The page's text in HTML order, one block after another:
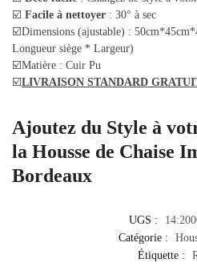
☑️ Facile à nettoyer : 30° à sec
☑️Dimensions (ajustable) :
Longueur siège * Largeur)
☑️Matière : Cuir Pu
☑️LIVRAISON STANDARD
Ajoutez du Style à
la Housse de Chaise
Bordeaux
UGS :
Catégorie :
Étiquette :